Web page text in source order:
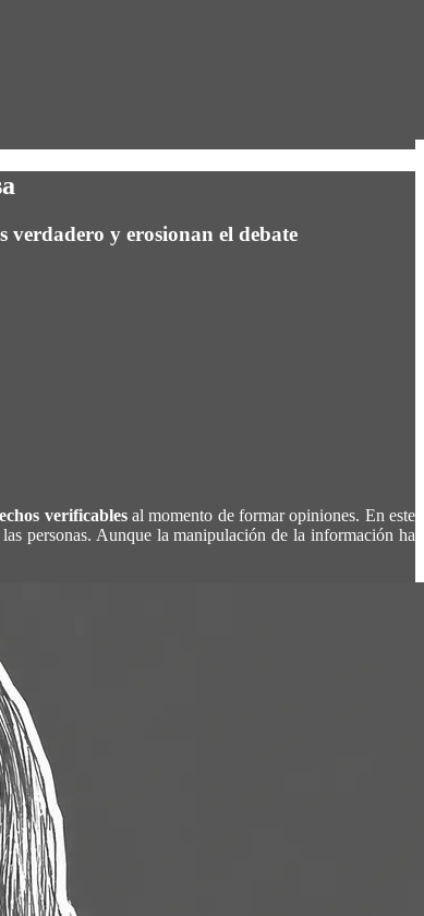
verdadero y erosionan el debate
verificablesal momento de formar opiniones. En este
personas. Aunque la manipulación de la información ha